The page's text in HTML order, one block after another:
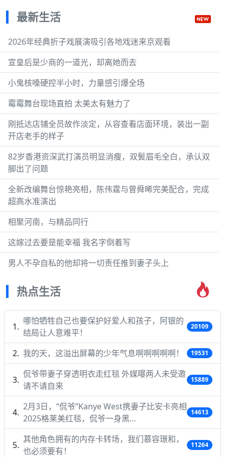
最新生活
2026年经典折子戏展演吸引各地戏迷来京观看
宣皇后是少商的一道光，却离她而去
小鬼核嗓硬控半小时，力量感引爆全场
霉霉舞台现场直拍 太美太有魅力了
刚抵达店铺全员故作淡定，从容查看店面环境，装出一副
开店老手的样子
82岁香港资深武打演员明显消瘦，双鬓眉毛全白，承认双
脚出了问题
全新改编舞台惊艳亮相，陈伟霆与曾舜晞完美配合，完成
超高水准演出
相聚河南，与精品同行
这嫁过去要是能幸福 我名字倒着写
男人不孕自私的他却将一切责任推到妻子头上
热点生活
哪怕牺牲自己也要保护好爱人和孩子，阿银的
结局让人意难平！
20109
我的天，这溢出屏幕的少年气息啊啊啊啊啊！ 19531
侃爷带妻子穿透明衣走红毯 外媒曝两人未受邀
请不请自来
15889
2月3日，“侃爷”Kanye West携妻子比安卡亮相
2025格莱美红毯，侃爷一身黑…
14613
其他角色拥有的内存卡转场，我们慕容璟和，
也必须要有！
11264